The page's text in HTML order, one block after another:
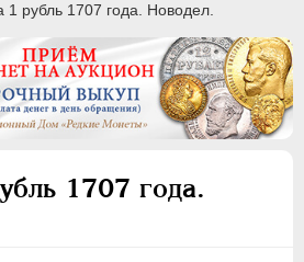
1 рубль 1707 года. Новодел.
1707 года.